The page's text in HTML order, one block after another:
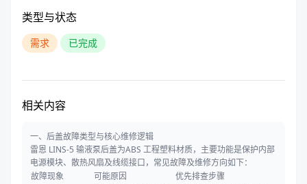
类型与状态
需求 已完成
相关内容
一、后盖故障类型与核心维修逻辑
雷恩 LINS-5 输液泵后盖为ABS 工程塑料材质，主要功能是保护内部
电源模块、散热风扇及线缆接口，常见故障及维修方向如下：
故障现象
可能原因 优先排查步骤